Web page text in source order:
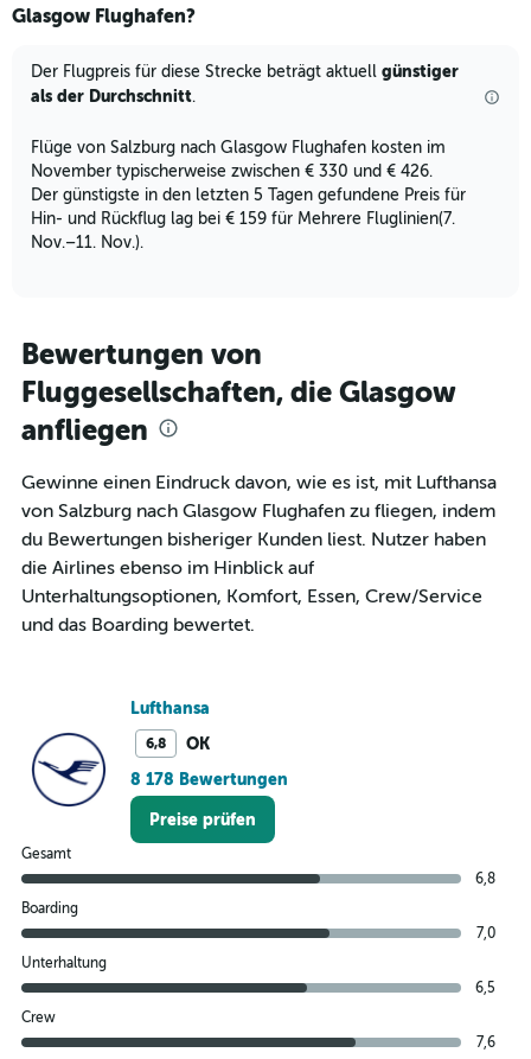
Glasgow Flughafen?
Der Flugpreis für diese Strecke beträgt aktuell günstiger
als der Durchschnitt.
Flüge von Salzburg nach Glasgow Flughafen kosten im
November typischerweise zwischen € 330 und € 426.
Der günstigste in den letzten 5 Tagen gefundene Preis für
Hin- und Rückflug lag bei € 159 für Mehrere Fluglinien(7.
Nov.–11. Nov.).
Bewertungen von
Fluggesellschaften, die Glasgow
anfliegen
Gewinne einen Eindruck davon, wie es ist, mit Lufthansa
von Salzburg nach Glasgow Flughafen zu fliegen, indem
du Bewertungen bisheriger Kunden liest. Nutzer haben
die Airlines ebenso im Hinblick auf
Unterhaltungsoptionen, Komfort, Essen, Crew/Service
und das Boarding bewertet.
Lufthansa
6,8
OK
8 178 Bewertungen
Preise prüfen
Gesamt
6,8
Boarding
7,0
Unterhaltung
6,5
Crew
7,6